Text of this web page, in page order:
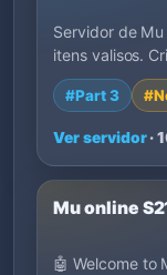
Servidor de
itens valisos.
#Part 3
Ver servidor·
Mu online
🤖 Welcome to